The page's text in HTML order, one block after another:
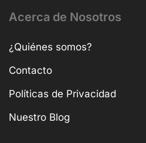
Acerca de Nosotros
¿Quiénes somos?
Contacto
Políticas de Privacidad
Nuestro Blog